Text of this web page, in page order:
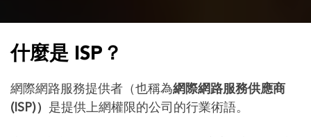
什麼是 ISP？
網際網路服務提供者（也稱為網際網路服務供應商
(ISP)） 是提供上網權限的公司的行業術語。